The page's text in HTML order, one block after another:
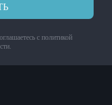
с политикой
.